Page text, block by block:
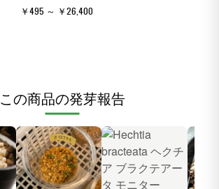
￥495 ～ ￥26,400
この商品の発芽報告